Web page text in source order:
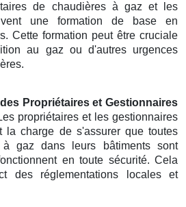
de chaudières à gaz et les
une formation de base en
Cette formation peut être cruciale
au gaz ou d'autres urgences
Propriétaires et Gestionnaires
propriétaires et les gestionnaires
la charge de s'assurer que toutes
à gaz dans leurs bâtiments sont
en toute sécurité. Cela
des réglementations locales et